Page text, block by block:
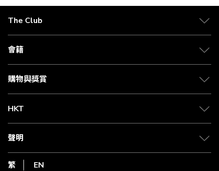
The Club
關於 The Club
合作夥伴
媒體中心
會籍
會籍及專屬禮遇
賺取積分
購物與獎賞
物流與配送
Club Shopping 商品領取站
常見問題
HKT
csl.
1010
HKT
聲明
私隱聲明
使用條款
繁 EN